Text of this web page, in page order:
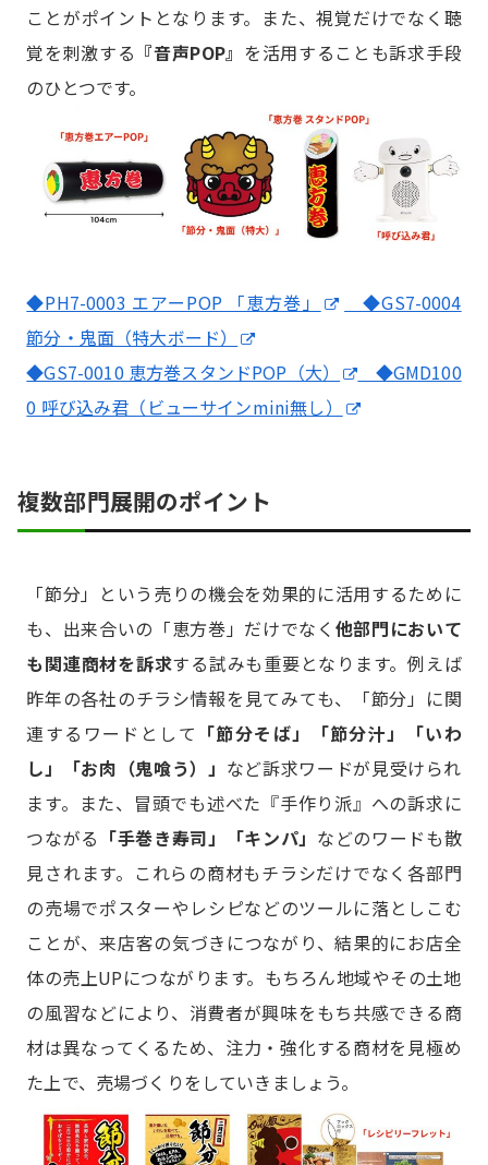
ことがポイントとなります。また、視覚だけでなく聴
覚を刺激する 『音声POP』 を活用することも訴求手段
のひとつです。
◆PH7-0003 エアーPOP 「恵方巻」
◆GS7-0004
節分・鬼面（特大ボード）
◆GS7-0010 恵方巻スタンドPOP（大）
◆GMD100
0 呼び込み君（ビューサインmini無し）
複数部門展開のポイント
「節分」という売りの機会を効果的に活用するために
も、出来合いの「恵方巻」だけでなく 他部門において
も関連商材を訴求する試みも重要となります。例えば
昨年の各社のチラシ情報を見てみても、「節分」に関
連するワードとして 「節分そば」「節分汁」「いわ
し」「お肉（鬼喰う）」 など訴求ワードが見受けられ
ます。また、冒頭でも述べた『手作り派』への訴求に
つながる 「手巻き寿司」「キンパ」 などのワードも散
見されます。これらの商材もチラシだけでなく各部門
の売場でポスターやレシピなどのツールに落としこむ
ことが、来店客の気づきにつながり、結果的にお店全
体の売上UPにつながります。もちろん地域やその土地
の風習などにより、消費者が興味をもち共感できる商
材は異なってくるため、注力・強化する商材を見極め
た上で、売場づくりをしていきましょう。